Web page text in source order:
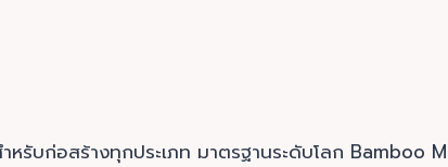
หรับก่อสร้างทุกประเภท มาตรฐานระดับโลก Bamboo